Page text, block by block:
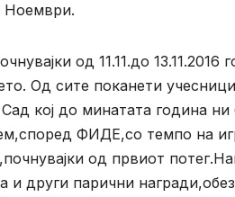
Ноември.
од 11.11.до
Од сите поканети
кој до минатата година
ФИДЕ,со темпо на
од првиот
и други парични